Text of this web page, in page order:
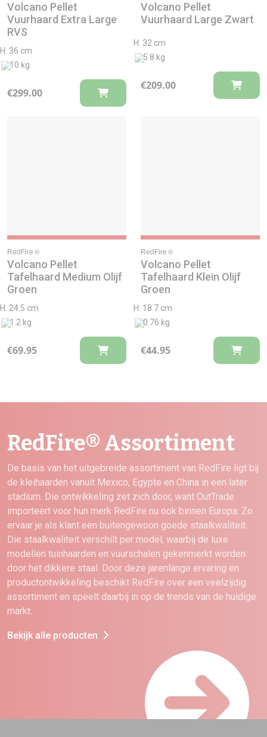
Volcano Pellet
Vuurhaard Extra Large
RVS
36 cm
10 kg
€299.00
Volcano Pellet
Vuurhaard Large Zwart
H: 32 cm
5.8 kg
€209.00
RedFire ®
Volcano Pellet
Tafelhaard Medium Olijf
Groen
24.5 cm
1.2 kg
€69.95
RedFire ®
Volcano Pellet
Tafelhaard Klein Olijf
Groen
H: 18.7 cm
0.76 kg
€44.95
RedFire® Assortiment
De basis van het uitgebreide assortiment van RedFire ligt bij
de kleihaarden vanuit Mexico, Egypte en China in een later
stadium. Die ontwikkeling zet zich door, want OutTrade
importeert voor hun merk RedFire nu ook binnen Europa. Zo
ervaar je als klant een buitengewoon goede staalkwaliteit.
Die staalkwaliteit verschilt per model, waarbij de luxe
modellen tuinhaarden en vuurschalen gekenmerkt worden
door het dikkere staal. Door deze jarenlange ervaring en
productontwikkeling beschikt RedFire over een veelzijdig
assortiment en speelt daarbij in op de trends van de huidige
markt.
Bekijk alle producten